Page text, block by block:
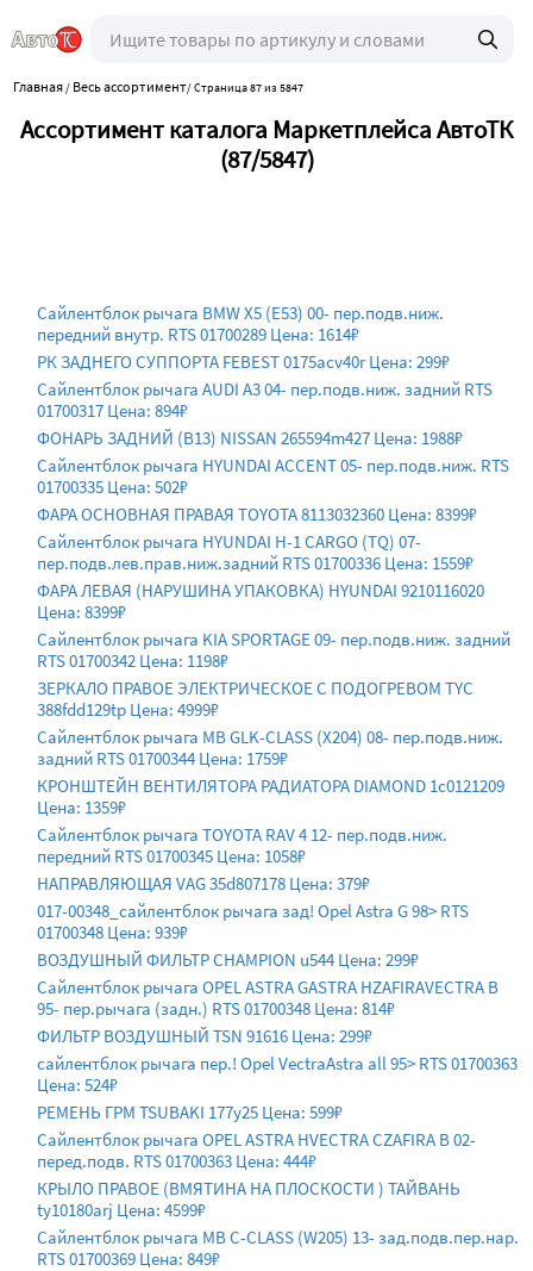
Главная/ Весь ассортимент/Страница 87 из 5847
Ассортимент каталога Маркетплейса АвтоТК
(87/5847)
Сайлентблок рычага BMW X5 (E53) 00- пер.подв.ниж.
передний внутр. RTS 01700289 Цена: 1614₽
РК ЗАДНЕГО СУППОРТА FEBEST 0175acv40r Цена: 299₽
Сайлентблок рычага AUDI A3 04- пер.подв.ниж. задний RTS
01700317 Цена: 894₽
ФОНАРЬ ЗАДНИЙ (B13) NISSAN 265594m427 Цена: 1988₽
Сайлентблок рычага HYUNDAI ACCENT 05- пер.подв.ниж. RTS
01700335 Цена: 502₽
ФАРА ОСНОВНАЯ ПРАВАЯ TOYOTA 8113032360 Цена: 8399₽
Сайлентблок рычага HYUNDAI H-1 CARGO (TQ) 07-
пер.подв.лев.прав.ниж.задний RTS 01700336 Цена: 1559₽
ФАРА ЛЕВАЯ (НАРУШИНА УПАКОВКА) HYUNDAI 9210116020
Цена: 8399₽
Сайлентблок рычага KIA SPORTAGE 09- пер.подв.ниж. задний
RTS 01700342 Цена: 1198₽
ЗЕРКАЛО ПРАВОЕ ЭЛЕКТРИЧЕСКОЕ С ПОДОГРЕВОМ TYC
388fdd129tp Цена: 4999₽
Сайлентблок рычага MB GLK-CLASS (X204) 08- пер.подв.ниж.
задний RTS 01700344 Цена: 1759₽
КРОНШТЕЙН ВЕНТИЛЯТОРА РАДИАТОРА DIAMOND 1c0121209
Цена: 1359₽
Сайлентблок рычага TOYOTA RAV 4 12- пер.подв.ниж.
передний RTS 01700345 Цена: 1058₽
НАПРАВЛЯЮЩАЯ VAG 35d807178 Цена: 379₽
017-00348_сайлентблок рычага зад! Opel Astra G 98> RTS
01700348 Цена: 939₽
ВОЗДУШНЫЙ ФИЛЬТР CHAMPION u544 Цена: 299₽
Сайлентблок рычага OPEL ASTRA GASTRA HZAFIRAVECTRA B
95- пер.рычага (задн.) RTS 01700348 Цена: 814₽
ФИЛЬТР ВОЗДУШНЫЙ TSN 91616 Цена: 299₽
сайлентблок рычага пер.! Opel VectraAstra all 95> RTS 01700363
Цена: 524₽
РЕМЕНЬ ГРМ TSUBAKI 177y25 Цена: 599₽
Сайлентблок рычага OPEL ASTRA HVECTRA CZAFIRA B 02-
перед.подв. RTS 01700363 Цена: 444₽
КРЫЛО ПРАВОЕ (ВМЯТИНА НА ПЛОСКОСТИ ) ТАЙВАНЬ
ty10180arj Цена: 4599₽
Сайлентблок рычага MB C-CLASS (W205) 13- зад.подв.пер.нар.
RTS 01700369 Цена: 849₽